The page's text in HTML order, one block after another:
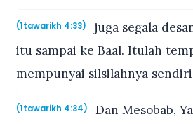
(1tawarikh 4:33)
juga segala
itu sampai ke Baal. Itulah
mempunyai silsilahnya
(1tawarikh 4:34) Dan Mesobab,